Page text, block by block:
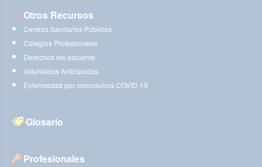
Otros Recursos
Centros Sanitarios Públicos
Colegios Profesionales
Derechos del paciente
Voluntades Anticipadas
Enfermedad por coronavirus COVID-19
Glosario
Profesionales